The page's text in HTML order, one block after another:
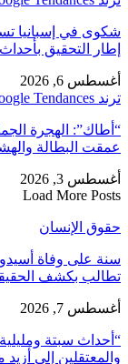
شكوى في إسبانيا
إطار التحقيق
أغسطس 6, 2026
ترند Trends Google Tendances
“أطاك”: الهجرة
عمقت البطالة
أغسطس 3, 2026
Load More Posts
حقوق الإنسان
سنة على وفاة
تطالب بكشف
أغسطس 7, 2026
والمعتقلين إلى أزيد من